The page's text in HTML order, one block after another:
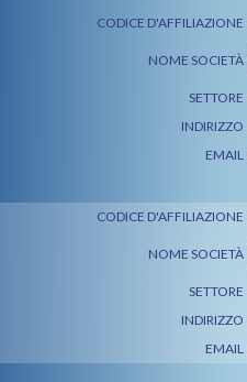
CODICE D'AFFILIAZIONE
NOME SOCIETÀ
SETTORE
INDIRIZZO
EMAIL
CODICE D'AFFILIAZIONE
NOME SOCIETÀ
SETTORE
INDIRIZZO
EMAIL